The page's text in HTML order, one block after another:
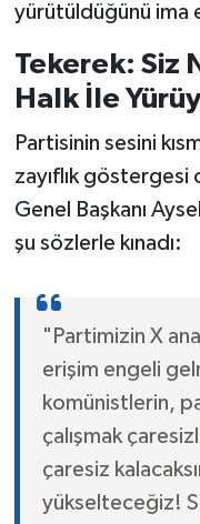
yürütüldüğünü ima
Tekerek: Siz
Halk İle
Partisinin sesini
zayıflık
Genel Başkanı
şu sözlerle kınadı:
"Partimizin X
erişim engeli
komünistlerin,
çalışmak
çaresiz
yükselteceğiz!